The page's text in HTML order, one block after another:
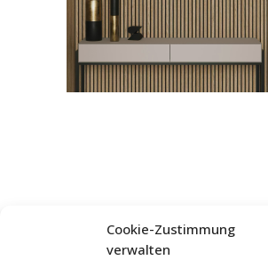
Cookie-Zustimmung
verwalten